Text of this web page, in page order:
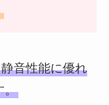
音性能に優れ
。